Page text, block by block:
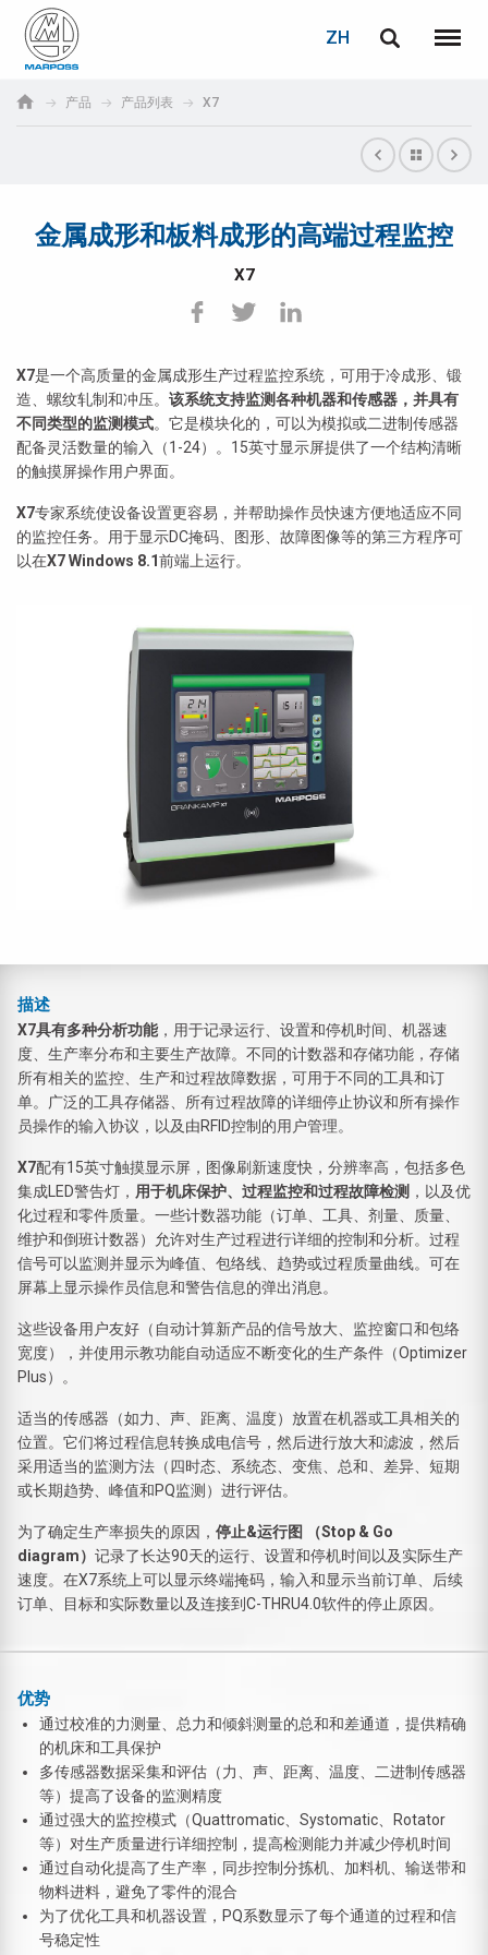
S.p.A.
ZH
菜单
产品 产品列表 X7
金属成形和板料成形的高端过程监控
X7
X7是一个高质量的金属成形生产过程监控系统，可用于冷成形、锻
造、螺纹轧制和冲压。 该系统支持监测各种机器和传感器，并具有
不同类型的监测模式。它是模块化的，可以为模拟或二进制传感器
配备灵活数量的输入（1-24）。15英寸显示屏提供了一个结构清晰
的触摸屏操作用户界面。
X7专家系统使设备设置更容易，并帮助操作员快速方便地适应不同
的监控任务。用于显示DC掩码、图形、故障图像等的第三方程序可
以在X7 Windows 8.1前端上运行。
描述
X7具有多种分析功能，用于记录运行、设置和停机时间、机器速
度、生产率分布和主要生产故障。不同的计数器和存储功能，存储
所有相关的监控、生产和过程故障数据，可用于不同的工具和订
单。广泛的工具存储器、所有过程故障的详细停止协议和所有操作
员操作的输入协议，以及由RFID控制的用户管理。
X7配有15英寸触摸显示屏，图像刷新速度快，分辨率高，包括多色
集成LED警告灯， 用于机床保护、过程监控和过程故障检测 ，以及优
化过程和零件质量。一些计数器功能（订单、工具、剂量、质量、
维护和倒班计数器）允许对生产过程进行详细的控制和分析。过程
信号可以监测并显示为峰值、包络线、趋势或过程质量曲线。可在
屏幕上显示操作员信息和警告信息的弹出消息。
这些设备用户友好（自动计算新产品的信号放大、监控窗口和包络
宽度），并使用示教功能自动适应不断变化的生产条件（Optimizer
Plus）。
适当的传感器（如力、声、距离、温度）放置在机器或工具相关的
位置。它们将过程信息转换成电信号，然后进行放大和滤波，然后
采用适当的监测方法（四时态、系统态、变焦、总和、差异、短期
或长期趋势、峰值和PQ监测）进行评估。
为了确定生产率损失的原因， 停止&运行图 （Stop & Go
diagram） 记录了长达90天的运行、设置和停机时间以及实际生产
速度。在X7系统上可以显示终端掩码，输入和显示当前订单、后续
订单、目标和实际数量以及连接到C-THRU4.0软件的停止原因。
优势
通过校准的力测量、总力和倾斜测量的总和和差通道，提供精确
的机床和工具保护
多传感器数据采集和评估（力、声、距离、温度、二进制传感器
等）提高了设备的监测精度
通过强大的监控模式（Quattromatic、Systomatic、Rotator
等）对生产质量进行详细控制，提高检测能力并减少停机时间
通过自动化提高了生产率，同步控制分拣机、加料机、输送带和
物料进料，避免了零件的混合
为了优化工具和机器设置，PQ系数显示了每个通道的过程和信
号稳定性
Deutsch
Español
日本語 (Japanese)
한국어 (Korean)
登录
密码
如您尚未注册，可立即免费注册！